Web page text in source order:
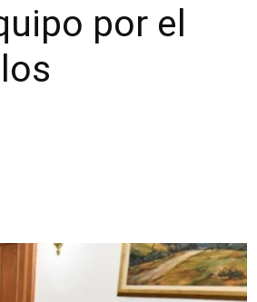
por el